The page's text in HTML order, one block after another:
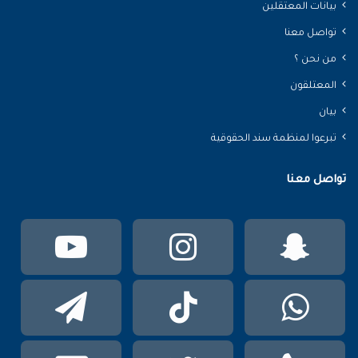
بيانات المعتقلين
تواصل معنا
من نحن ؟
المعتلقون
بيان
تبرعوا لمنظمة سند الحقوقية
تواصل معنا
انستقرام
سناب
TikTok
واتساب